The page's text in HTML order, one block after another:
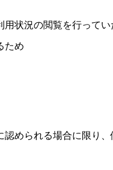
状況の閲覧を行ってい
ため
められる場合に限り